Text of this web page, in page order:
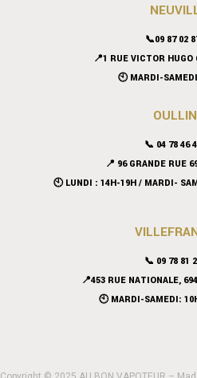
📞09 87 02
📍1 RUE VICTOR HUGO
🕙 MARDI-
📞 04 78 46
📍 96 GRANDE RUE
🕙 LUNDI : 14H-19H / MARDI-
📞 09 78 81
📍453 RUE NATIONALE,
🕙 MARDI-SAMEDI: